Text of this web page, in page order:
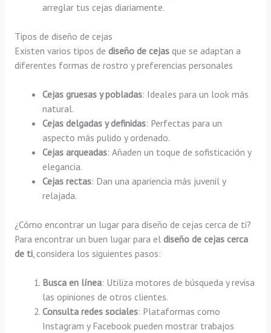
arreglar tus cejas diariamente.
Tipos de diseño de cejas
Existen varios tipos de diseño de cejasque se adaptan a
diferentes formas de rostro y preferencias personales
Cejas gruesas y pobladas: Ideales para un look más
natural.
Cejas delgadas y definidas: Perfectas para un
aspecto más pulido y ordenado.
Cejas arqueadas: Añaden un toque de sofisticación y
elegancia.
Cejas rectas: Dan una apariencia más juvenil y
relajada.
¿Cómo encontrar un lugar para diseño de cejas cerca de ti?
Para encontrar un buen lugar para el diseño de cejas cerca
de ti, considera los siguientes pasos:
Busca en línea: Utiliza motores de búsqueda y revisa
las opiniones de otros clientes.
Consulta redes sociales: Plataformas como
Instagram y Facebook pueden mostrar trabajos